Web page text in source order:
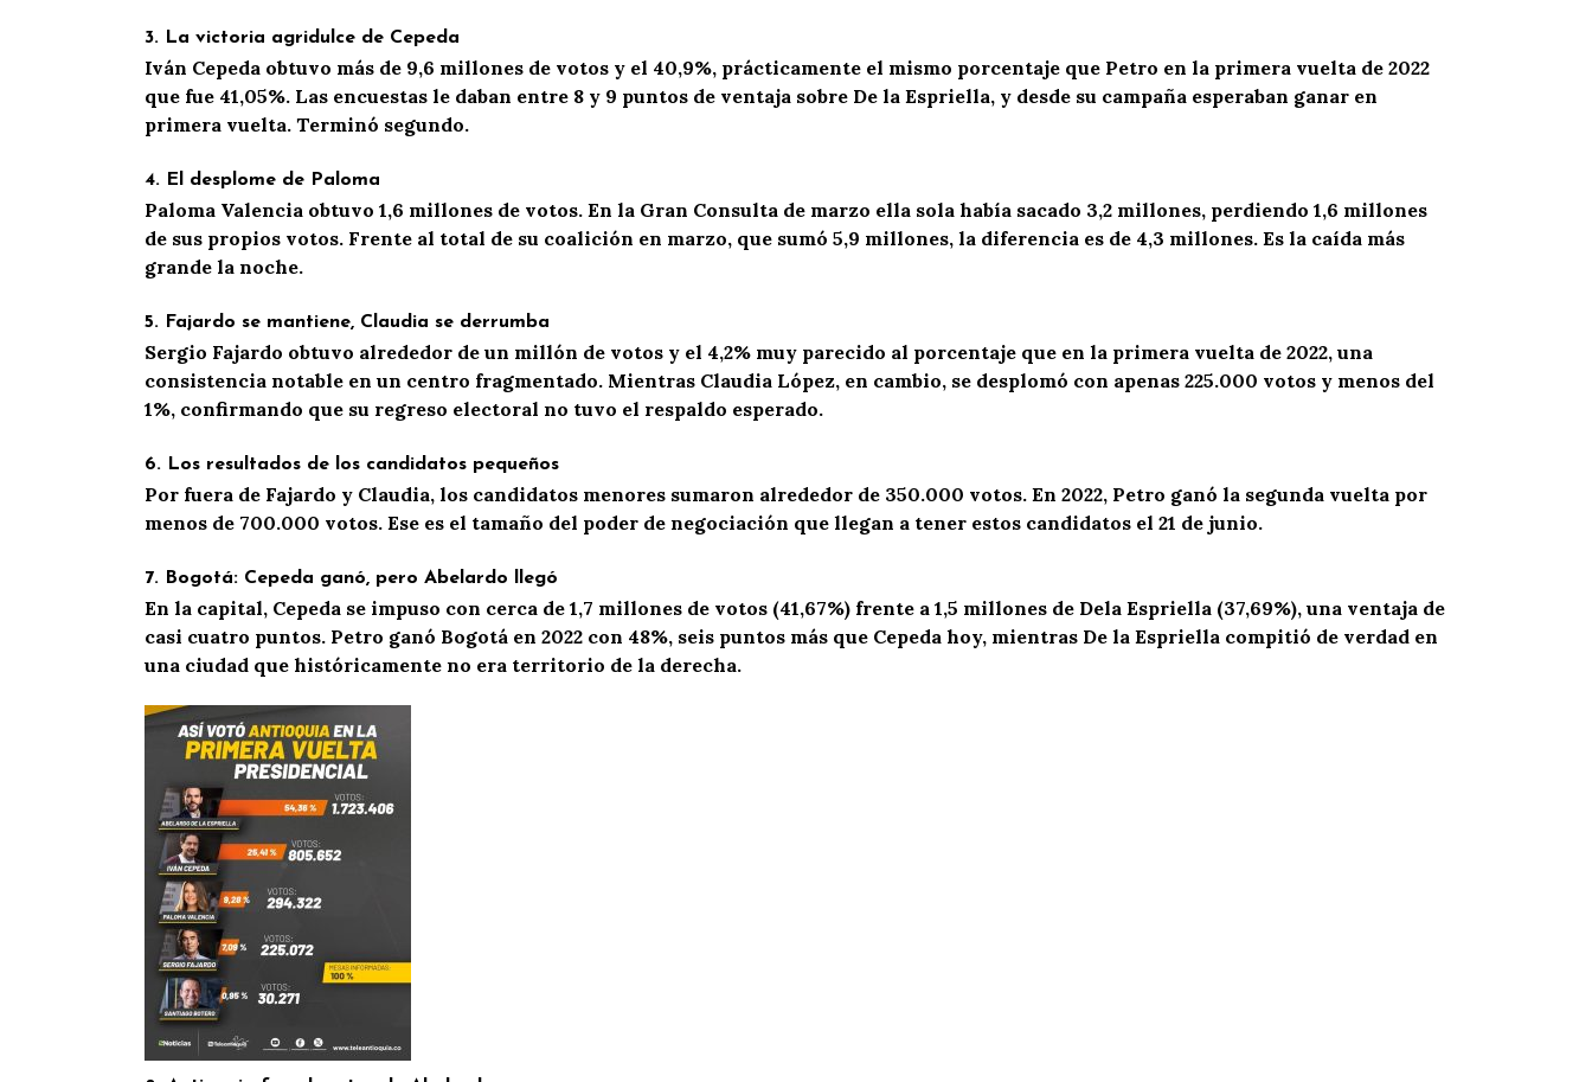
3. La victoria agridulce de Cepeda
Iván Cepeda obtuvo más de 9,6 millones de votos y el 40,9%, prácticamente el mismo porcentaje que Petro en la primera vuelta de 2022
que fue 41,05%. Las encuestas le daban entre 8 y 9 puntos de ventaja sobre De la Espriella, y desde su campaña esperaban ganar en
primera vuelta. Terminó segundo.
4. El desplome de Paloma
Paloma Valencia obtuvo 1,6 millones de votos. En la Gran Consulta de marzo ella sola había sacado 3,2 millones, perdiendo 1,6 millones
de sus propios votos. Frente al total de su coalición en marzo, que sumó 5,9 millones, la diferencia es de 4,3 millones. Es la caída más
grande la noche.
5. Fajardo se mantiene, Claudia se derrumba
Sergio Fajardo obtuvo alrededor de un millón de votos y el 4,2% muy parecido al porcentaje que en la primera vuelta de 2022, una
consistencia notable en un centro fragmentado. Mientras Claudia López, en cambio, se desplomó con apenas 225.000 votos y menos del
1%, confirmando que su regreso electoral no tuvo el respaldo esperado.
6. Los resultados de los candidatos pequeños
Por fuera de Fajardo y Claudia, los candidatos menores sumaron alrededor de 350.000 votos. En 2022, Petro ganó la segunda vuelta por
menos de 700.000 votos. Ese es el tamaño del poder de negociación que llegan a tener estos candidatos el 21 de junio.
7. Bogotá: Cepeda ganó, pero Abelardo llegó
En la capital, Cepeda se impuso con cerca de 1,7 millones de votos (41,67%) frente a 1,5 millones de Dela Espriella (37,69%), una ventaja de
casi cuatro puntos. Petro ganó Bogotá en 2022 con 48%, seis puntos más que Cepeda hoy, mientras De la Espriella compitió de verdad en
una ciudad que históricamente no era territorio de la derecha.